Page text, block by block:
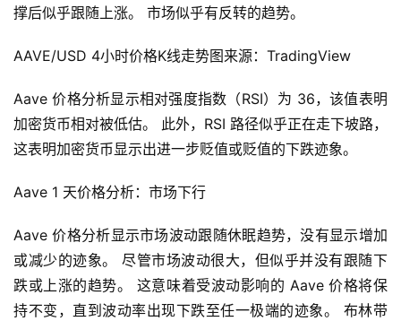
撑后似乎跟随上涨。 市场似乎有反转的趋势。
AAVE/USD 4小时价格K线走势图来源：TradingView
Aave 价格分析显示相对强度指数（RSI）为 36，该值表明
加密货币相对被低估。 此外，RSI 路径似乎正在走下坡路，
这表明加密货币显示出进一步贬值或贬值的下跌迹象。
Aave 1 天价格分析：市场下行
Aave 价格分析显示市场波动跟随休眠趋势，没有显示增加
或减少的迹象。 尽管市场波动很大，但似乎并没有跟随下
跌或上涨的趋势。 这意味着受波动影响的 Aave 价格将保
持不变，直到波动率出现下跌至任一极端的迹象。 布林带